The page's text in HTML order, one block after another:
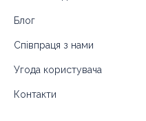
Блог
Співпраця з нами
Угода користувача
Контакти